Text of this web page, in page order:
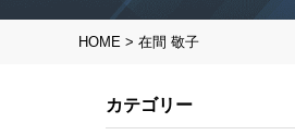
HOME > 在間 敬子
カテゴリー